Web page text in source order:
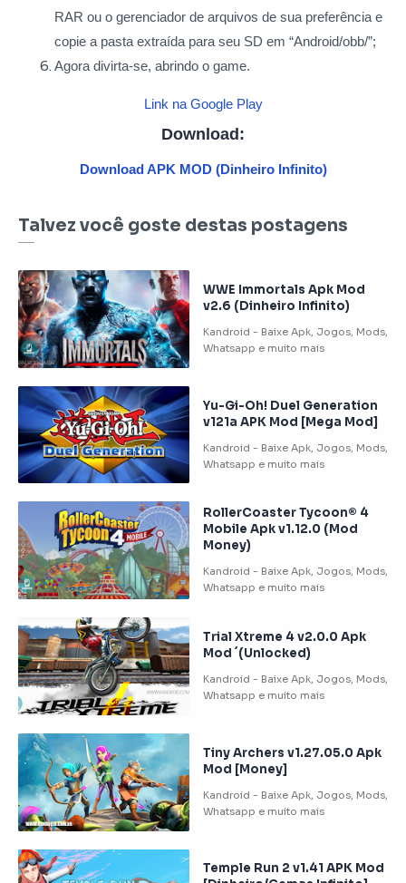
RAR ou o gerenciador de arquivos de sua preferência e
copie a pasta extraída para seu SD em “Android/obb/”;
Agora divirta-se, abrindo o game.
Link na Google Play
Download:
Download APK MOD (Dinheiro Infinito)
Talvez você goste destas postagens
WWE Immortals Apk Mod
v2.6 (Dinheiro Infinito)
Yu-Gi-Oh! Duel Generation
v121a APK Mod [Mega Mod]
RollerCoaster Tycoon® 4
Mobile Apk v1.12.0 (Mod
Money)
Trial Xtreme 4 v2.0.0 Apk
Mod ´(Unlocked)
Tiny Archers v1.27.05.0 Apk
Mod [Money]
Temple Run 2 v1.41 APK Mod